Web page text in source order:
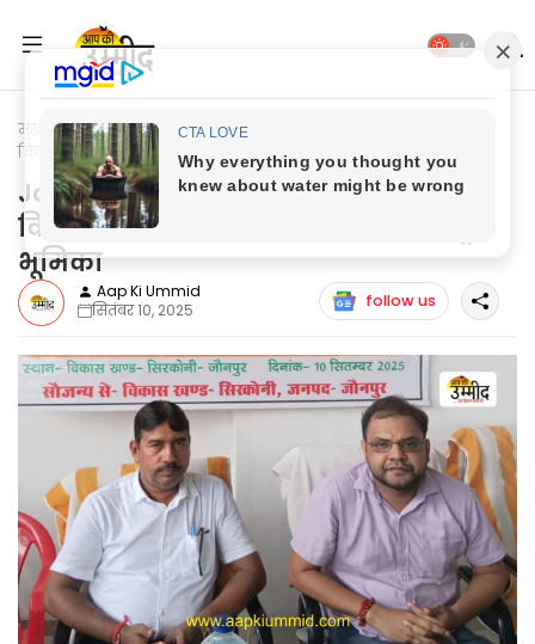
मुख्यपृष्ठ Jaunpur Update
Jaunpur News: समर्थ उत्तर प्रदेश की
विकसित भारत के बनाने में होगी महत्वपूर्ण भूमिका
Jaunpur News: समर्थ उत्तर प्रदेश की
विकसित भारत के बनाने में होगी महत्वपूर्ण
भूमिका
Aap Ki Ummid
सितंबर 10, 2025
follow us